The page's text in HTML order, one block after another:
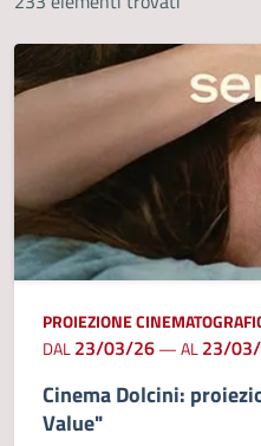
PROIEZIONE
DAL23/03/26—AL23/
Cinema Dolcini:
Value"